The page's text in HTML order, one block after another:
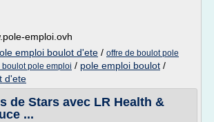
emploi.ovh
emploi boulot d'ete / offre de boulot pole
pole emploi / pole emploi boulot /
d'ete
de Stars avec LR Health &
...